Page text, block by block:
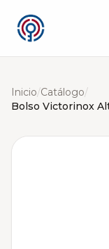
Inicio/Catálogo/
Bolso Victorinox